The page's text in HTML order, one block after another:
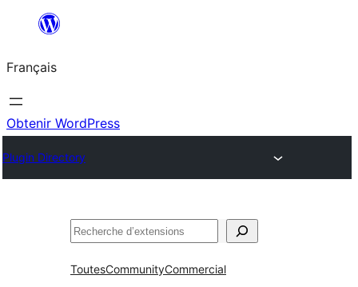
contenu
Français
Obtenir WordPress
Plugin Directory
Rechercher
ToutesCommunityCommercial